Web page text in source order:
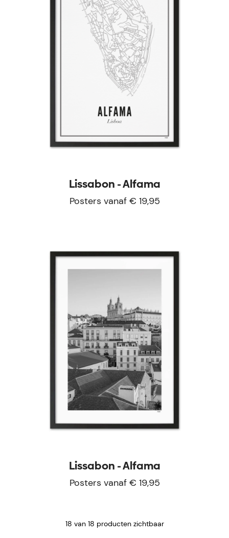
Lissabon - Alfama
Posters vanaf € 19,95
Lissabon - Alfama
Posters vanaf € 19,95
18 van 18 producten zichtbaar